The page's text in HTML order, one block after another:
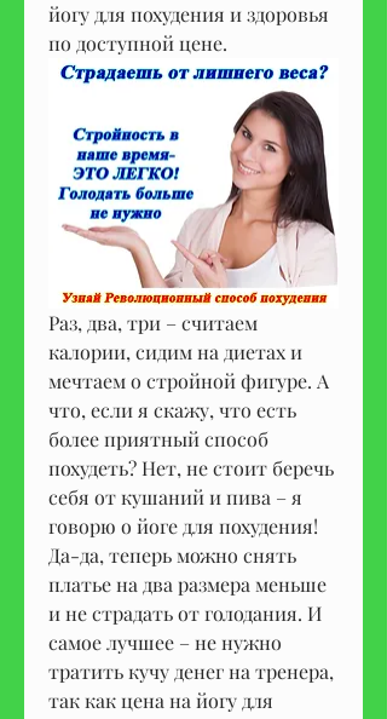
йогу для похудения и здоровья
по доступной цене.
Раз, два, три – считаем
калории, сидим на диетах и
мечтаем о стройной фигуре. А
что, если я скажу, что есть
более приятный способ
похудеть? Нет, не стоит беречь
себя от кушаний и пива – я
говорю о йоге для похудения!
Да-да, теперь можно снять
платье на два размера меньше
и не страдать от голодания. И
самое лучшее – не нужно
тратить кучу денег на тренера,
так как цена на йогу для